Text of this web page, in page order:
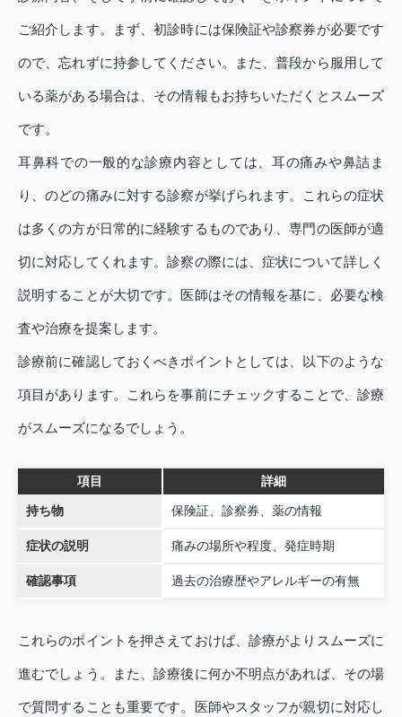
ご紹介します。まず、初診時には保険証や診察券が必要です
ので、忘れずに持参してください。また、普段から服用して
いる薬がある場合は、その情報もお持ちいただくとスムーズ
です。
耳鼻科での一般的な診療内容としては、耳の痛みや鼻詰ま
り、のどの痛みに対する診察が挙げられます。これらの症状
は多くの方が日常的に経験するものであり、専門の医師が適
切に対応してくれます。診察の際には、症状について詳しく
説明することが大切です。医師はその情報を基に、必要な検
査や治療を提案します。
診療前に確認しておくべきポイントとしては、以下のような
項目があります。これらを事前にチェックすることで、診療
がスムーズになるでしょう。
項目 詳細
持ち物 保険証、診察券、薬の情報
症状の説明 痛みの場所や程度、発症時期
確認事項 過去の治療歴やアレルギーの有無
これらのポイントを押さえておけば、診療がよりスムーズに
進むでしょう。また、診療後に何か不明点があれば、その場
で質問することも重要です。医師やスタッフが親切に対応し